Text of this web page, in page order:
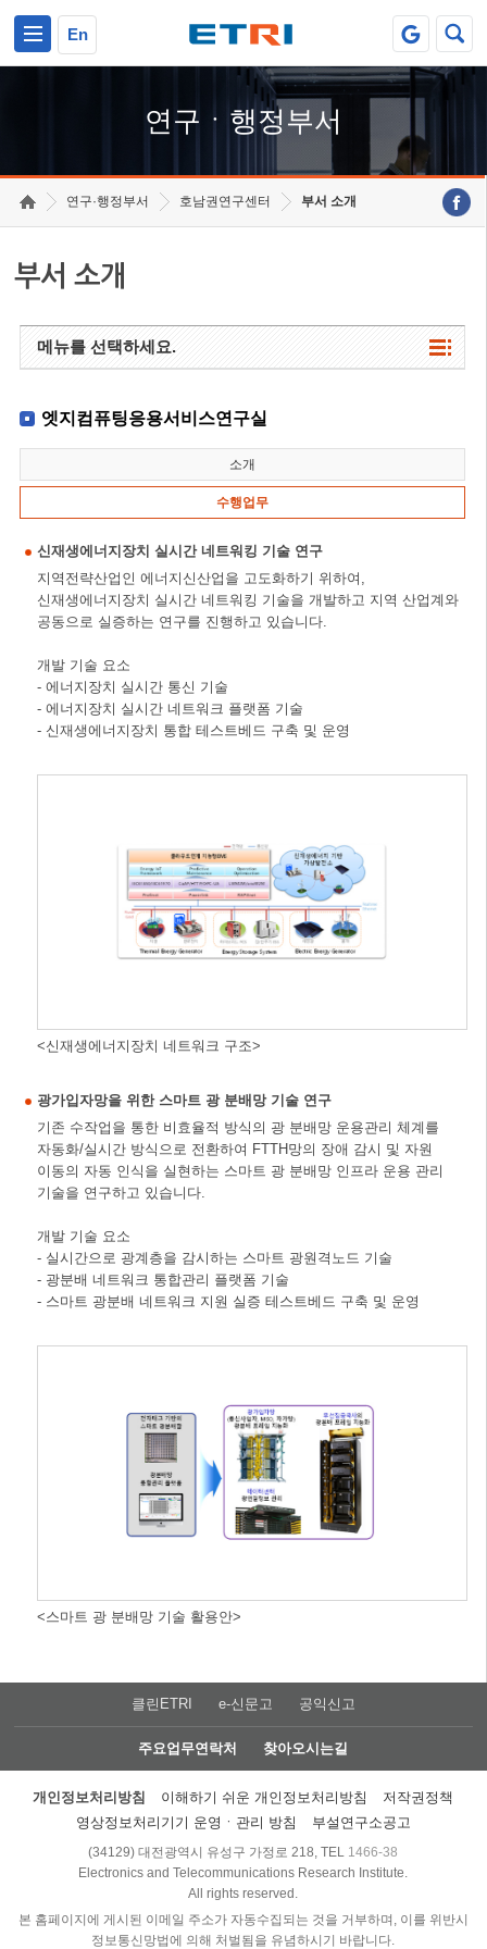
En
연구ㆍ행정부서
연구·행정부서 호남권연구센터 부서 소개
부서 소개
메뉴를 선택하세요.
엣지컴퓨팅응용서비스연구실
소개
수행업무
신재생에너지장치 실시간 네트워킹 기술 연구
지역전략산업인 에너지신산업을 고도화하기 위하여,
신재생에너지장치 실시간 네트워킹 기술을 개발하고 지역 산업계와
공동으로 실증하는 연구를 진행하고 있습니다.
개발 기술 요소
- 에너지장치 실시간 통신 기술
- 에너지장치 실시간 네트워크 플랫폼 기술
- 신재생에너지장치 통합 테스트베드 구축 및 운영
<신재생에너지장치 네트워크 구조>
광가입자망을 위한 스마트 광 분배망 기술 연구
기존 수작업을 통한 비효율적 방식의 광 분배망 운용관리 체계를
자동화/실시간 방식으로 전환하여 FTTH망의 장애 감시 및 자원
이동의 자동 인식을 실현하는 스마트 광 분배망 인프라 운용 관리
기술을 연구하고 있습니다.
개발 기술 요소
- 실시간으로 광계층을 감시하는 스마트 광원격노드 기술
- 광분배 네트워크 통합관리 플랫폼 기술
- 스마트 광분배 네트워크 지원 실증 테스트베드 구축 및 운영
<스마트 광 분배망 기술 활용안>
클린ETRI e-신문고 공익신고
주요업무연락처 찾아오시는길
개인정보처리방침 이해하기 쉬운 개인정보처리방침
저작권정책
영상정보처리기기 운영ㆍ관리 방침
부설연구소공고
(34129) 대전광역시 유성구 가정로 218, TEL 1466-38
Electronics and Telecommunications Research Institute.
All rights reserved.
본 홈페이지에 게시된 이메일 주소가 자동수집되는 것을 거부하며, 이를 위반시
정보통신망법에 의해 처벌됨을 유념하시기 바랍니다.